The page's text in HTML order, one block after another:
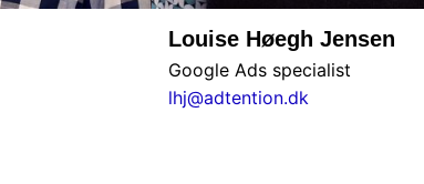
Louise Høegh Jensen
Google Ads specialist
lhj@adtention.dk